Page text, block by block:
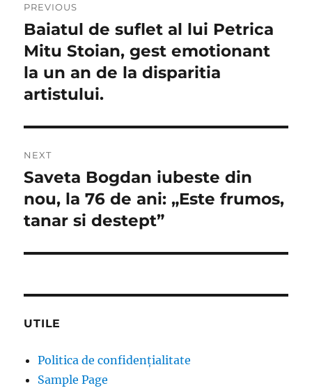
în
articole
PREVIOUS
Previous
post:
Baiatul de suflet al lui Petrica
Mitu Stoian, gest emotionant
la un an de la disparitia
artistului.
NEXT
Next
post:
Saveta Bogdan iubeste din
nou, la 76 de ani: „Este frumos,
tanar si destept”
UTILE
Politica de confidențialitate
Sample Page